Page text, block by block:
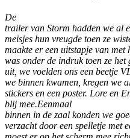
De
trailer van Storm hadden we al
meisjes hun vreugde toen ze
maakte er een uitstapje van met
was onder de indruk toen ze
uit, we voelden ons een beetje
we binnen kwamen, kregen we
stickers en een poster. Lore en
blij mee.Eenmaal
binnen in de zaal konden we
verzacht door een spelletje met